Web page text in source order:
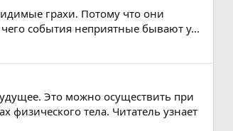
грахи. Потому что они
события неприятные бывают у...
Это можно осуществить при
тела. Читатель узнает